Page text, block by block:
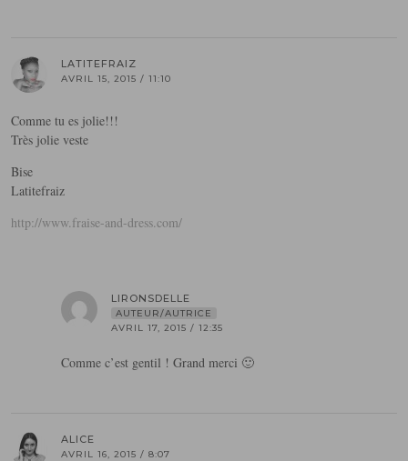
LATITEFRAIZ
AVRIL 15, 2015 / 11:10
Comme tu es jolie!!!
Très jolie veste
Bise
Latitefraiz
http://www.fraise-and-dress.com/
LIRONSDELLE
AUTEUR/AUTRICE
AVRIL 17, 2015 / 12:35
Comme c’est gentil ! Grand merci 🙂
ALICE
AVRIL 16, 2015 / 8:07